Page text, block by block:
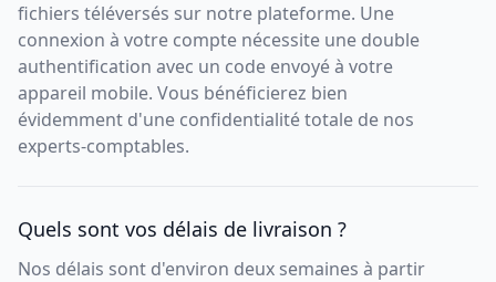
fichiers téléversés sur notre plateforme. Une
connexion à votre compte nécessite une double
authentification avec un code envoyé à votre
appareil mobile. Vous bénéficierez bien
évidemment d'une confidentialité totale de nos
experts-comptables.
Quels sont vos délais de livraison ?
Nos délais sont d'environ deux semaines à partir